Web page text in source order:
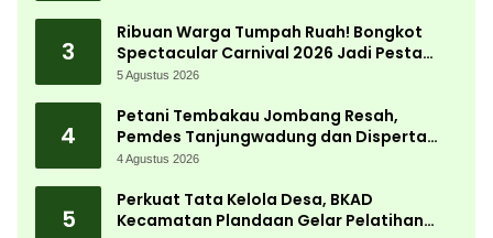
3
Ribuan Warga Tumpah Ruah! Bongkot
Spectacular Carnival 2026 Jadi Pesta
Kemerdekaan Terbesar di Peterongan
5 Agustus 2026
4
Petani Tembakau Jombang Resah,
Pemdes Tanjungwadung dan Disperta
Bergerak Cepat
4 Agustus 2026
5
Perkuat Tata Kelola Desa, BKAD
Kecamatan Plandaan Gelar Pelatihan